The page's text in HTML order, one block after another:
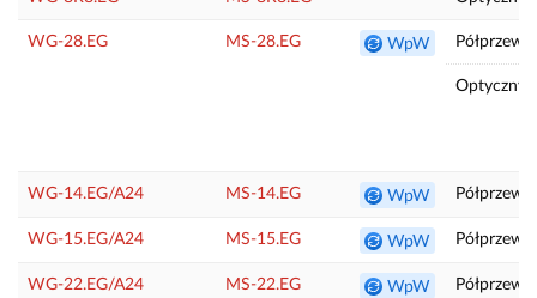
WG-28.EG MS-28.EG WpW
Optyczny
WG-14.EG/A24 MS-14.EG WpW
WG-15.EG/A24 MS-15.EG WpW
WG-22.EG/A24 MS-22.EG WpW